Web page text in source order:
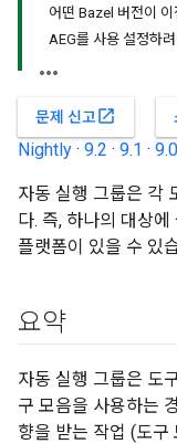
어떤 Bazel 버전이
AEG를 사용 설정하
문제 신고open_in_new
Nightly · 9.2 · 9.1 · 9.0
자동 실행 그룹은 각
다. 즉, 하나의 대상
플랫폼이 있을 수 있
요약
자동 실행 그룹은 도
구 모음을 사용하는
향을 받는 작업 (도구